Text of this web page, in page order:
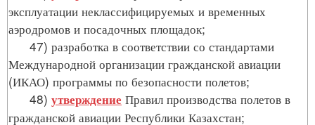
эксплуатации неклассифицируемых и временных
аэродромов и посадочных площадок;
47) разработка в соответствии со стандартами
Международной организации гражданской авиации
(ИКАО) программы по безопасности полетов;
48) утверждение Правил производства полетов в
гражданской авиации Республики Казахстан;